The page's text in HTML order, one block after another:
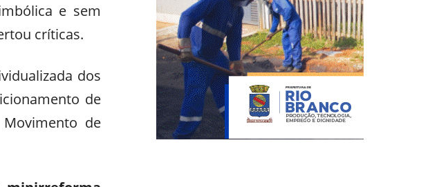
e sem
críticas.
dos
de
de